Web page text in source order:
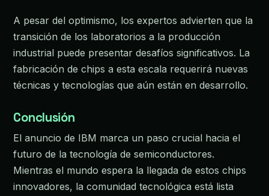
A pesar del optimismo, los expertos advierten que la
transición de los laboratorios a la producción
industrial puede presentar desafíos significativos. La
fabricación de chips a esta escala requerirá nuevas
técnicas y tecnologías que aún están en desarrollo.
Conclusión
El anuncio de IBM marca un paso crucial hacia el
futuro de la tecnología de semiconductores.
Mientras el mundo espera la llegada de estos chips
innovadores, la comunidad tecnológica está lista